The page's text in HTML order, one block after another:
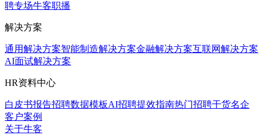
聘专场牛客职播
解决方案
通用解决方案智能制造解决方案金融解决方案互联网解决方案
AI面试解决方案
HR资料中心
白皮书报告招聘数据模板AI招聘提效指南热门招聘干货名企
客户案例
关于牛客